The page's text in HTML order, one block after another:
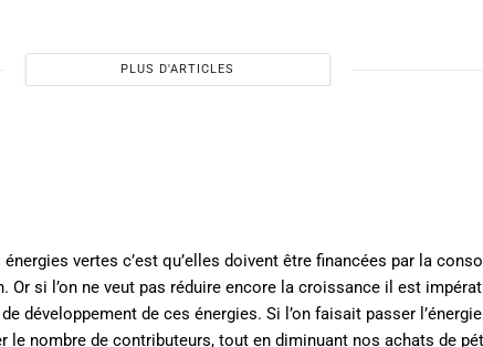
PLUS D'ARTICLES
vertes c’est qu’elles doivent être financées par la
Or si l’on ne veut pas réduire encore la croissance il est
développement de ces énergies. Si l’on faisait passer
le nombre de contributeurs, tout en diminuant nos achats de